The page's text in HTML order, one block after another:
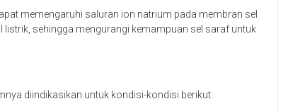
memengaruhi saluran ion natrium pada membran sel
sehingga mengurangi kemampuan sel saraf untuk
diindikasikan untuk kondisi-kondisi berikut: